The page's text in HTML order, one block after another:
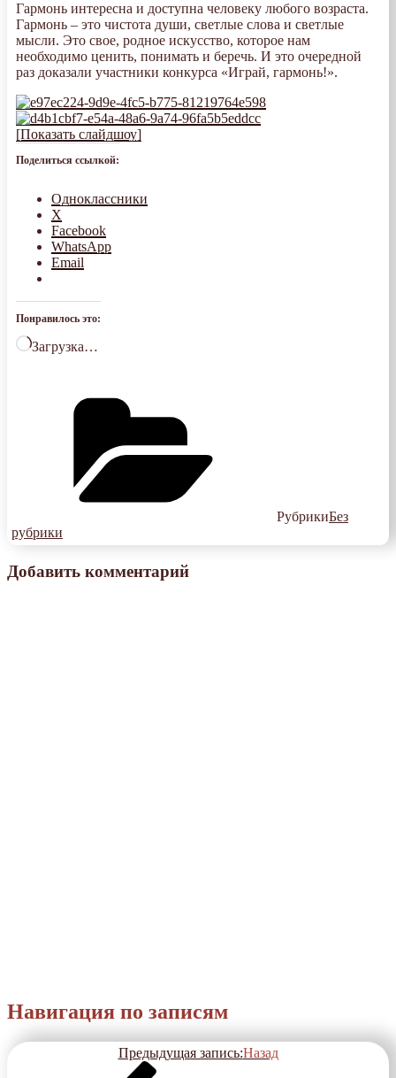
Гармонь интересна и доступна человеку любого возраста.
Гармонь – это чистота души, светлые слова и светлые
мысли. Это свое, родное искусство, которое нам
необходимо ценить, понимать и беречь. И это очередной
раз доказали участники конкурса «Играй, гармонь!».
[Показать слайдшоу]
Поделиться ссылкой:
Одноклассники
X
Facebook
WhatsApp
Email
Понравилось это:
Загрузка…
РубрикиБез
рубрики
Добавить комментарий
Навигация по записям
Предыдущая запись:Назад